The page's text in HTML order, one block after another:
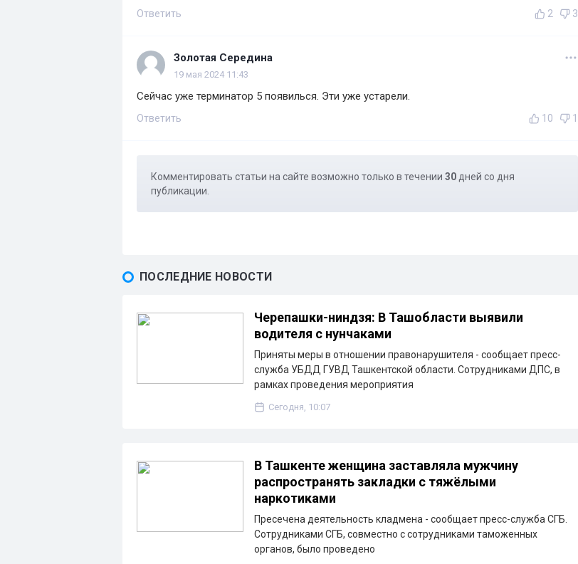
Ответить 2 3
Золотая Середина
19 мая 2024 11:43
Сейчас уже терминатор 5 появилься. Эти уже устарели.
Ответить 10 1
Комментировать статьи на сайте возможно только в течении 30 дней со дня
публикации.
ПОСЛЕДНИЕ НОВОСТИ
Черепашки-ниндзя: В Ташобласти выявили
водителя с нунчаками
Приняты меры в отношении правонарушителя - сообщает пресс-
служба УБДД ГУВД Ташкентской области. Сотрудниками ДПС, в
рамках проведения мероприятия
Сегодня, 10:07
В Ташкенте женщина заставляла мужчину
распространять закладки с тяжёлыми
наркотиками
Пресечена деятельность кладмена - сообщает пресс-служба СГБ.
Сотрудниками СГБ, совместно с сотрудниками таможенных
органов, было проведено